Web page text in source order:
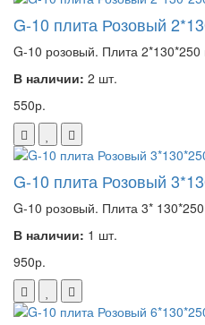
G-10 плита Розовый
G-10 розовый. Плита
В наличии: 2 шт.
550р.
G-10 плита Розовый
G-10 розовый. Плита 3*
В наличии: 1 шт.
950р.